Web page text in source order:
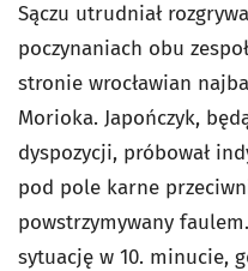
Sączu utrudniał
poczynaniach obu
stronie wrocławian
Morioka. Japończyk,
dyspozycji, próbował
pod pole karne
powstrzymywany
sytuację w 10. minucie,